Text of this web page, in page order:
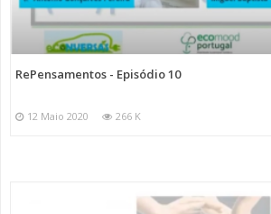
RePensamentos - Episódio 10
12 Maio 2020 266 K